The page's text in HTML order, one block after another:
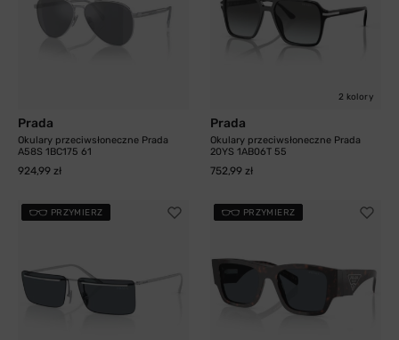
Prada
Okulary przeciwsłoneczne Prada
A58S 1BC175 61
924,99 zł
2 kolory
Prada
Okulary przeciwsłoneczne Prada
20YS 1AB06T 55
752,99 zł
PRZYMIERZ PRZYMIERZ